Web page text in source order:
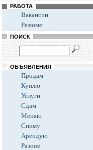
РАБОТА
Вакансии
Резюме
ПОИСК
ОБЪЯВЛЕНИЯ
Продам
Куплю
Услуги
Сдам
Меняю
Сниму
Арендую
Разное